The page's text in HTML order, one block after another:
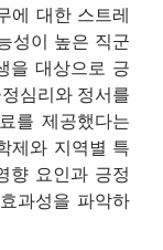
에 대한 스트레
성이 높은 직군
을 대상으로 긍
심리와 정서를
를 제공했다는
제와 지역별 특
향 요인과 긍정
과성을 파악하